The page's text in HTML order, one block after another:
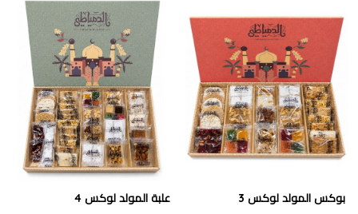
بوكس المولد لوكس 3 علبة المولد لوكس 4